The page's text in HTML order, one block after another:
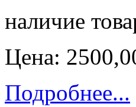
наличие
Цена:
Подробнее...